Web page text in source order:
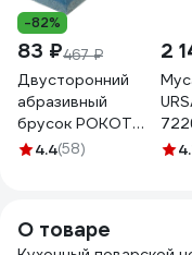
-82%
83 ₽467 ₽
Двусторонний
абразивный
брусок РОКОТ
150 мм 645-133
4.4(58)
2
О товаре